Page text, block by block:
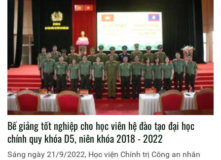
Bế giảng tốt nghiệp cho học viên hệ đào tạo đại học
chính quy khóa D5, niên khóa 2018 - 2022
Sáng ngày 21/9/2022, Học viện Chính trị Công an nhân